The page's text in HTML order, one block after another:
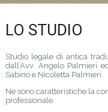
LO STUDIO
Studio legale di antica
dall’Avv. Angelo Palmieri
Sabino e Nicoletta Palmieri.
Ne sono caratteristiche la
professionale.